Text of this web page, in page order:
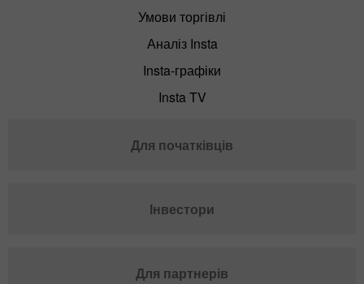
Умови торгівлі
Аналіз Insta
Insta-графіки
Insta TV
Для початківців
Інвестори
Для партнерів